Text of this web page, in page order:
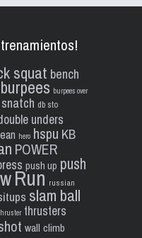
squat bench
burpees burpees over
db sto
unders
hero hspu KB
POWER
push up push
Run russian
slam ball
thrusters
wall climb